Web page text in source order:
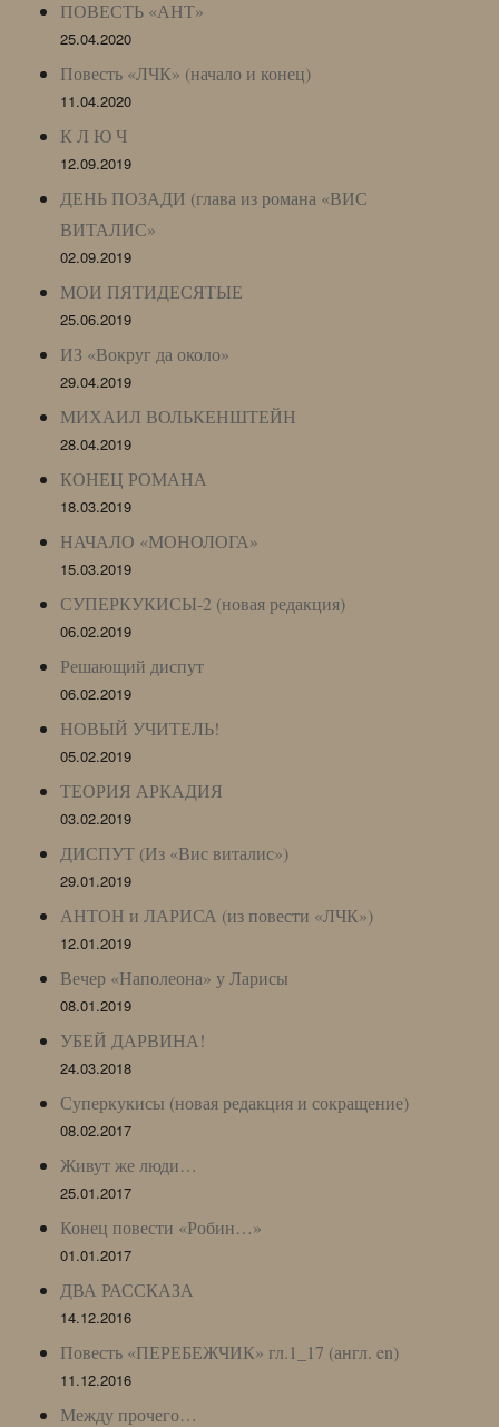
ПОВЕСТЬ «АНТ»
25.04.2020
Повесть «ЛЧК» (начало и конец)
11.04.2020
К Л Ю Ч
12.09.2019
ДЕНЬ ПОЗАДИ (глава из романа «ВИС
ВИТАЛИС»
02.09.2019
МОИ ПЯТИДЕСЯТЫЕ
25.06.2019
ИЗ «Вокруг да около»
29.04.2019
МИХАИЛ ВОЛЬКЕНШТЕЙН
28.04.2019
КОНЕЦ РОМАНА
18.03.2019
НАЧАЛО «МОНОЛОГА»
15.03.2019
СУПЕРКУКИСЫ-2 (новая редакция)
06.02.2019
Решающий диспут
06.02.2019
НОВЫЙ УЧИТЕЛЬ!
05.02.2019
ТЕОРИЯ АРКАДИЯ
03.02.2019
ДИСПУТ (Из «Вис виталис»)
29.01.2019
АНТОН и ЛАРИСА (из повести «ЛЧК»)
12.01.2019
Вечер «Наполеона» у Ларисы
08.01.2019
УБЕЙ ДАРВИНА!
24.03.2018
Суперкукисы (новая редакция и сокращение)
08.02.2017
Живут же люди…
25.01.2017
Конец повести «Робин…»
01.01.2017
ДВА РАССКАЗА
14.12.2016
Повесть «ПЕРЕБЕЖЧИК» гл.1_17 (англ. en)
11.12.2016
Между прочего…